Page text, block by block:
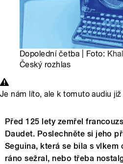
Dopolední četba | Foto:
Český rozhlas
Je nám líto, ale k tomuto audiu
Před 125 lety zemřel
Daudet. Poslechněte si jeho
Seguina, která se bila s
ráno sežral, nebo třeba